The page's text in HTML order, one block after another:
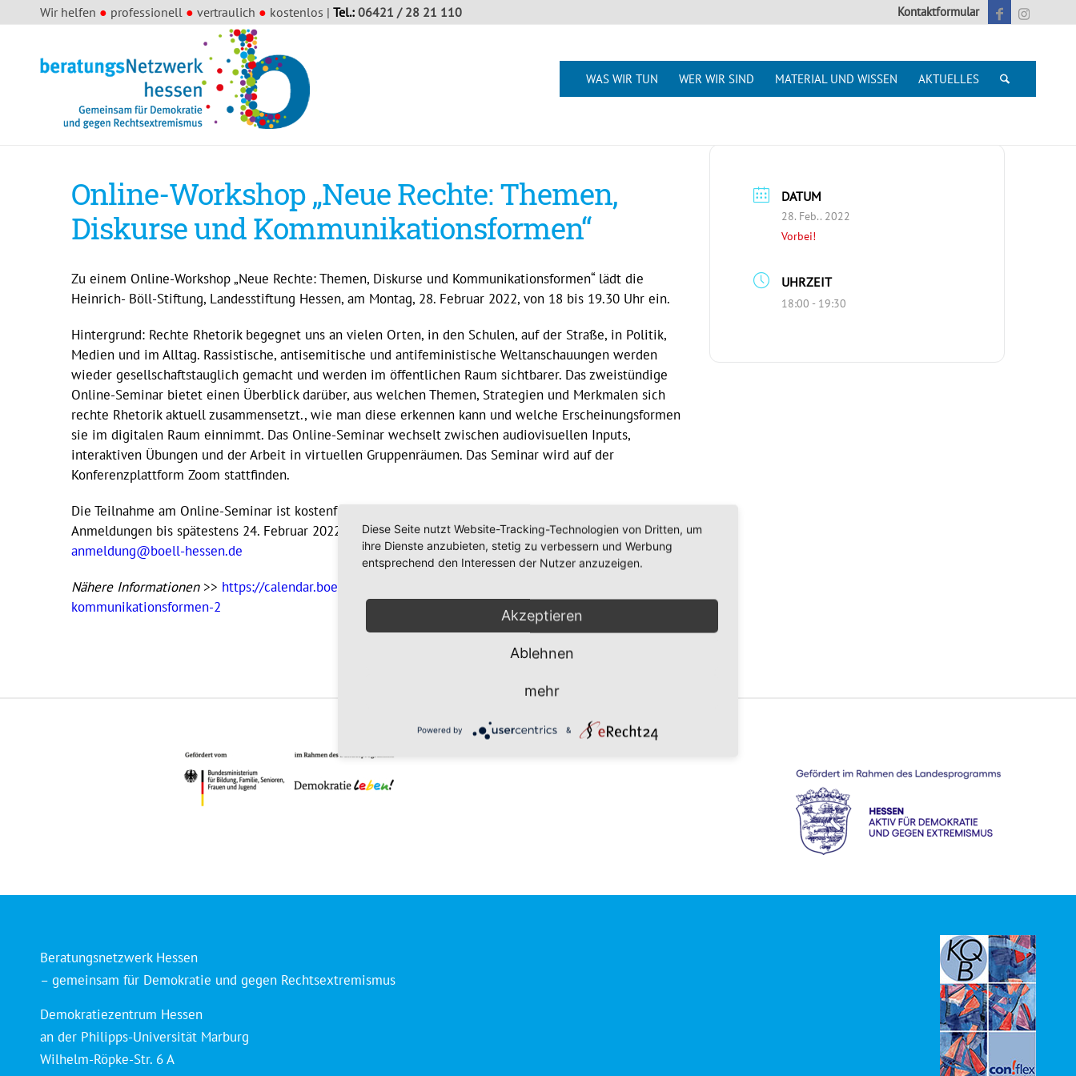
Kontaktformular
Wir helfen ● professionell ● vertraulich ● kostenlos | Tel.: 06421 / 28 21 110
WAS WIR TUN WER WIR SIND MATERIAL UND WISSEN AKTUELLES
Online-Workshop „Neue Rechte: Themen,
Diskurse und Kommunikationsformen“
Zu einem Online-Workshop „Neue Rechte: Themen, Diskurse und Kommunikationsformen“ lädt die
Heinrich- Böll-Stiftung, Landesstiftung Hessen, am Montag, 28. Februar 2022, von 18 bis 19.30 Uhr ein.
Hintergrund: Rechte Rhetorik begegnet uns an vielen Orten, in den Schulen, auf der Straße, in Politik,
Medien und im Alltag. Rassistische, antisemitische und antifeministische Weltanschauungen werden
wieder gesellschaftstauglich gemacht und werden im öffentlichen Raum sichtbarer. Das zweistündige
Online-Seminar bietet einen Überblick darüber, aus welchen Themen, Strategien und Merkmalen sich
rechte Rhetorik aktuell zusammensetzt., wie man diese erkennen kann und welche Erscheinungsformen
sie im digitalen Raum einnimmt. Das Online-Seminar wechselt zwischen audiovisuellen Inputs,
interaktiven Übungen und der Arbeit in virtuellen Gruppenräumen. Das Seminar wird auf der
Konferenzplattform Zoom stattfinden.
Die Teilnahme am Online-Seminar ist kostenfrei.
Anmeldungen bis spätestens 24. Februar 2022 über die Anmeldemaske unten oder per Mail an:
anmeldung@boell-hessen.de
Nähere Informationen>> https://calendar.boell.de/de/event/neue-rechte-themen-diskurse-und-
kommunikationsformen-2
DATUM
28. Feb.. 2022
Vorbei!
UHRZEIT
18:00 - 19:30
Beratungsnetzwerk Hessen
– gemeinsam für Demokratie und gegen Rechtsextremismus
Demokratiezentrum Hessen
an der Philipps-Universität Marburg
Wilhelm-Röpke-Str. 6 A
Diese Seite nutzt Website-Tracking-Technologien von Dritten, um
ihre Dienste anzubieten, stetig zu verbessern und Werbung
entsprechend den Interessen der Nutzer anzuzeigen.
Akzeptieren
Ablehnen
mehr
Powered by &